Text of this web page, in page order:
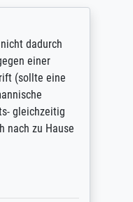
dadurch
einer
(sollte eine
gleichzeitig
nach zu Hause